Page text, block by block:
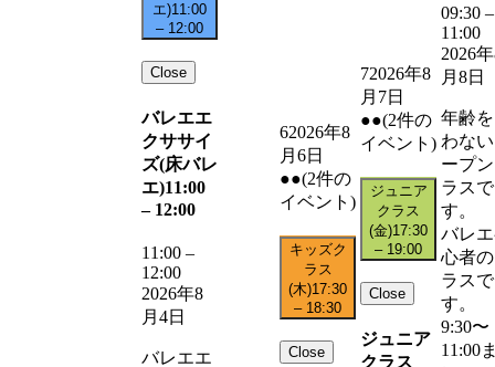
エ)11:00
– 12:00
Close
バレエエ
クササイ
ズ(床バレ
エ)11:00
– 12:00
11:00 –
12:00
2026年8
月4日
バレエエ
62026年8
月6日
●●(2件の
イベント)
キッズク
ラス
(木)17:30
– 18:30
Close
72026年8
月7日
●●(2件の
イベント)
ジュニア
クラス
(金)17:30
– 19:00
Close
ジュニア
クラス
09:30 –
11:00
2026
月8日
年齢
わな
ープ
ラスで
す。
バレ
心者
ラスで
す。
9:30〜
11:00